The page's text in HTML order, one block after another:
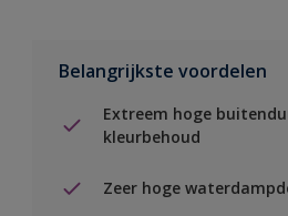
Belangrijkste voordelen
Extreem hoge
kleurbehoud
Zeer hoge